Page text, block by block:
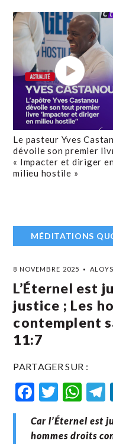
Le pasteur Yves
dévoile son premier
« Impacter et diriger en
milieu hostile »
MÉDITATIONS
8 NOVEMBRE 2025
L’Éternel est
justice ; Les
contemplent
11:7
PARTAGER SUR :
Car l’Éternel est
hommes droits